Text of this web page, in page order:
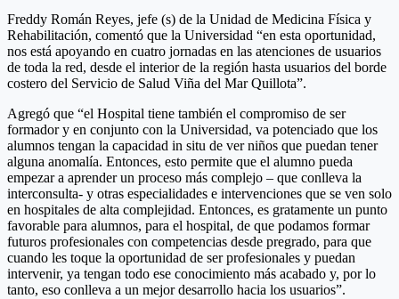
Freddy Román Reyes, jefe (s) de la Unidad de Medicina Física y
Rehabilitación, comentó que la Universidad “en esta oportunidad,
nos está apoyando en cuatro jornadas en las atenciones de usuarios
de toda la red, desde el interior de la región hasta usuarios del borde
costero del Servicio de Salud Viña del Mar Quillota”.
Agregó que “el Hospital tiene también el compromiso de ser
formador y en conjunto con la Universidad, va potenciado que los
alumnos tengan la capacidad in situ de ver niños que puedan tener
alguna anomalía. Entonces, esto permite que el alumno pueda
empezar a aprender un proceso más complejo – que conlleva la
interconsulta- y otras especialidades e intervenciones que se ven solo
en hospitales de alta complejidad. Entonces, es gratamente un punto
favorable para alumnos, para el hospital, de que podamos formar
futuros profesionales con competencias desde pregrado, para que
cuando les toque la oportunidad de ser profesionales y puedan
intervenir, ya tengan todo ese conocimiento más acabado y, por lo
tanto, eso conlleva a un mejor desarrollo hacia los usuarios”.